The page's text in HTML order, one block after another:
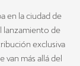
en la ciudad de
lanzamiento de
exclusiva
van más allá del